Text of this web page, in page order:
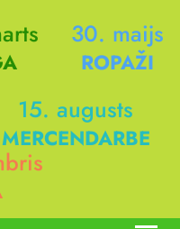
30. maijs
ROPAŽI
15. augusts
MERCENDARBE